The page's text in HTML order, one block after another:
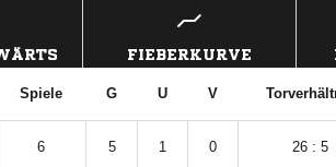
FIEBERKURVE
Spiele G U V
6 5 1 0 26 : 5